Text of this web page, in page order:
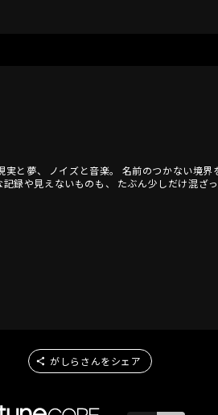
と夢、 ノイズと音楽。 名前のつかない境
録や見えないものも、 たぶん少しだけ混ざっ
がしらさんをシェア